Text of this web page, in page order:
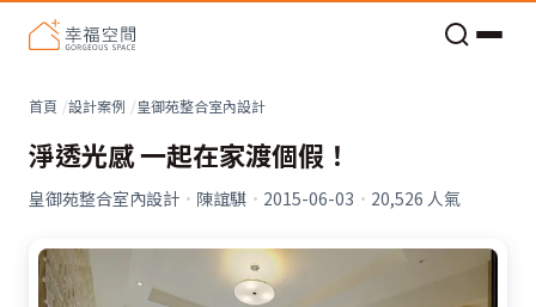
首頁 設計案例 皇御苑整合室內設計
淨透光感 一起在家渡個假！
皇御苑整合室內設計 · 陳誼騏 · 2015-06-03 · 20,526 人氣